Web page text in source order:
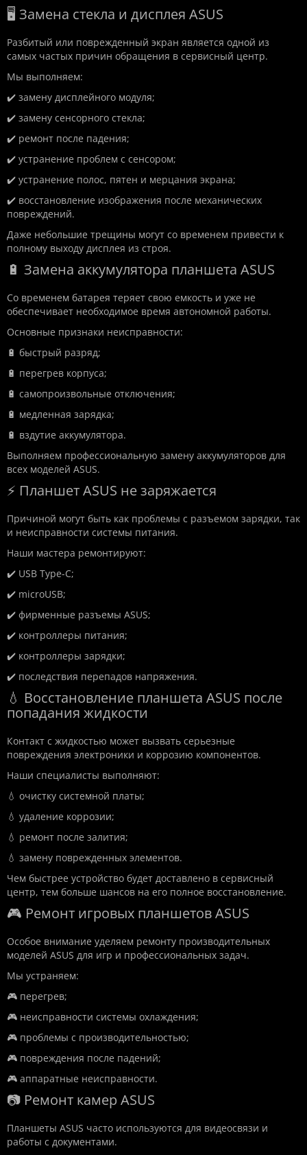
🖥️ Замена стекла и дисплея ASUS
Разбитый или поврежденный экран является одной из
самых частых причин обращения в сервисный центр.
Мы выполняем:
✔️ замену дисплейного модуля;
✔️ замену сенсорного стекла;
✔️ ремонт после падения;
✔️ устранение проблем с сенсором;
✔️ устранение полос, пятен и мерцания экрана;
✔️ восстановление изображения после механических
повреждений.
Даже небольшие трещины могут со временем привести к
полному выходу дисплея из строя.
🔋 Замена аккумулятора планшета ASUS
Со временем батарея теряет свою емкость и уже не
обеспечивает необходимое время автономной работы.
Основные признаки неисправности:
🔋 быстрый разряд;
🔋 перегрев корпуса;
🔋 самопроизвольные отключения;
🔋 медленная зарядка;
🔋 вздутие аккумулятора.
Выполняем профессиональную замену аккумуляторов для
всех моделей ASUS.
⚡ Планшет ASUS не заряжается
Причиной могут быть как проблемы с разъемом зарядки, так
и неисправности системы питания.
Наши мастера ремонтируют:
✔️ USB Type-C;
✔️ microUSB;
✔️ фирменные разъемы ASUS;
✔️ контроллеры питания;
✔️ контроллеры зарядки;
✔️ последствия перепадов напряжения.
💧 Восстановление планшета ASUS после
попадания жидкости
Контакт с жидкостью может вызвать серьезные
повреждения электроники и коррозию компонентов.
Наши специалисты выполняют:
💧 очистку системной платы;
💧 удаление коррозии;
💧 ремонт после залития;
💧 замену поврежденных элементов.
Чем быстрее устройство будет доставлено в сервисный
центр, тем больше шансов на его полное восстановление.
🎮 Ремонт игровых планшетов ASUS
Особое внимание уделяем ремонту производительных
моделей ASUS для игр и профессиональных задач.
Мы устраняем:
🎮 перегрев;
🎮 неисправности системы охлаждения;
🎮 проблемы с производительностью;
🎮 повреждения после падений;
🎮 аппаратные неисправности.
📷 Ремонт камер ASUS
Планшеты ASUS часто используются для видеосвязи и
работы с документами.